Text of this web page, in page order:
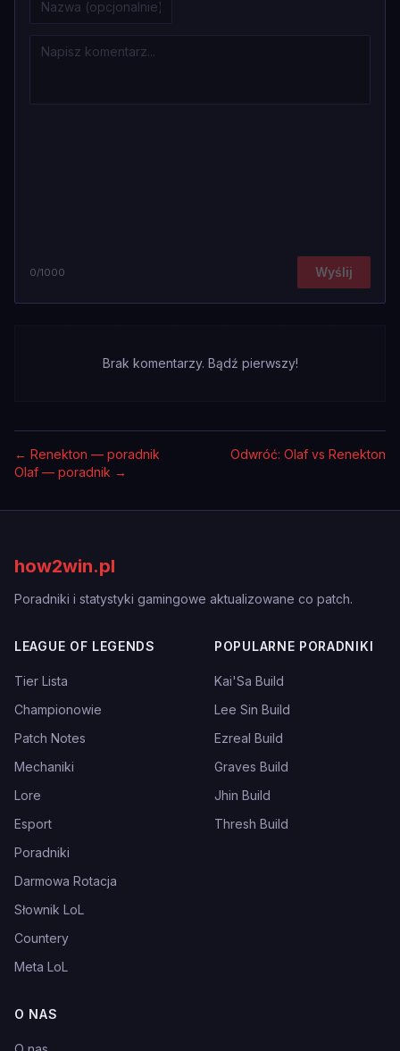
0/1000 Wyślij
Brak komentarzy. Bądź pierwszy!
← Renekton — poradnik
Odwróć: Olaf vs Renekton
Olaf — poradnik →
how2win.pl
Poradniki i statystyki gamingowe aktualizowane co patch.
LEAGUE OF LEGENDS
Tier Lista
Championowie
Patch Notes
Mechaniki
Lore
Esport
Poradniki
Darmowa Rotacja
Słownik LoL
Countery
Meta LoL
POPULARNE PORADNIKI
Kai'Sa Build
Lee Sin Build
Ezreal Build
Graves Build
Jhin Build
Thresh Build
O NAS